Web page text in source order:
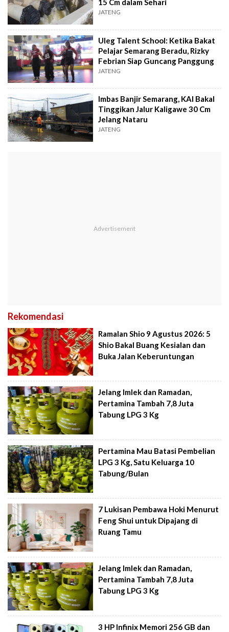
15 Cm dalam Sehari
JATENG
Uleg Talent School: Ketika Bakat
Pelajar Semarang Beradu, Rizky
Febrian Siap Guncang Panggung
JATENG
Imbas Banjir Semarang, KAI Bakal
Tinggikan Jalur Kaligawe 30 Cm
Jelang Nataru
JATENG
Rekomendasi
Ramalan Shio 9 Agustus 2026: 5
Shio Bakal Buang Kesialan dan
Buka Jalan Keberuntungan
Jelang Imlek dan Ramadan,
Pertamina Tambah 7,8 Juta
Tabung LPG 3 Kg
Pertamina Mau Batasi Pembelian
LPG 3 Kg, Satu Keluarga 10
Tabung/Bulan
7 Lukisan Pembawa Hoki Menurut
Feng Shui untuk Dipajang di
Ruang Tamu
Jelang Imlek dan Ramadan,
Pertamina Tambah 7,8 Juta
Tabung LPG 3 Kg
3 HP Infinix Memori 256 GB dan